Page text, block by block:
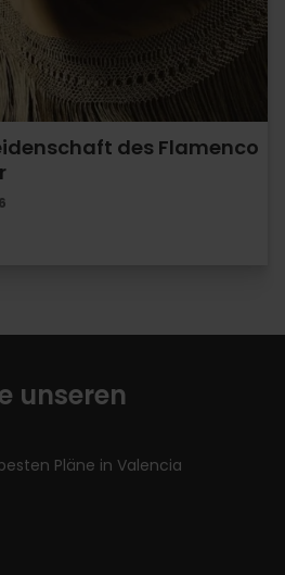
des Flamenco
unseren
Pläne in Valencia